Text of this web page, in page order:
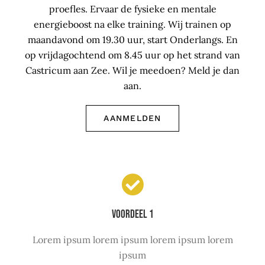
proefles. Ervaar de fysieke en mentale
energieboost na elke training. Wij trainen op
maandavond om 19.30 uur, start Onderlangs. En
op vrijdagochtend om 8.45 uur op het strand van
Castricum aan Zee. Wil je meedoen? Meld je dan
aan.
AANMELDEN
Voordeel 1
Lorem ipsum lorem ipsum lorem ipsum lorem
ipsum